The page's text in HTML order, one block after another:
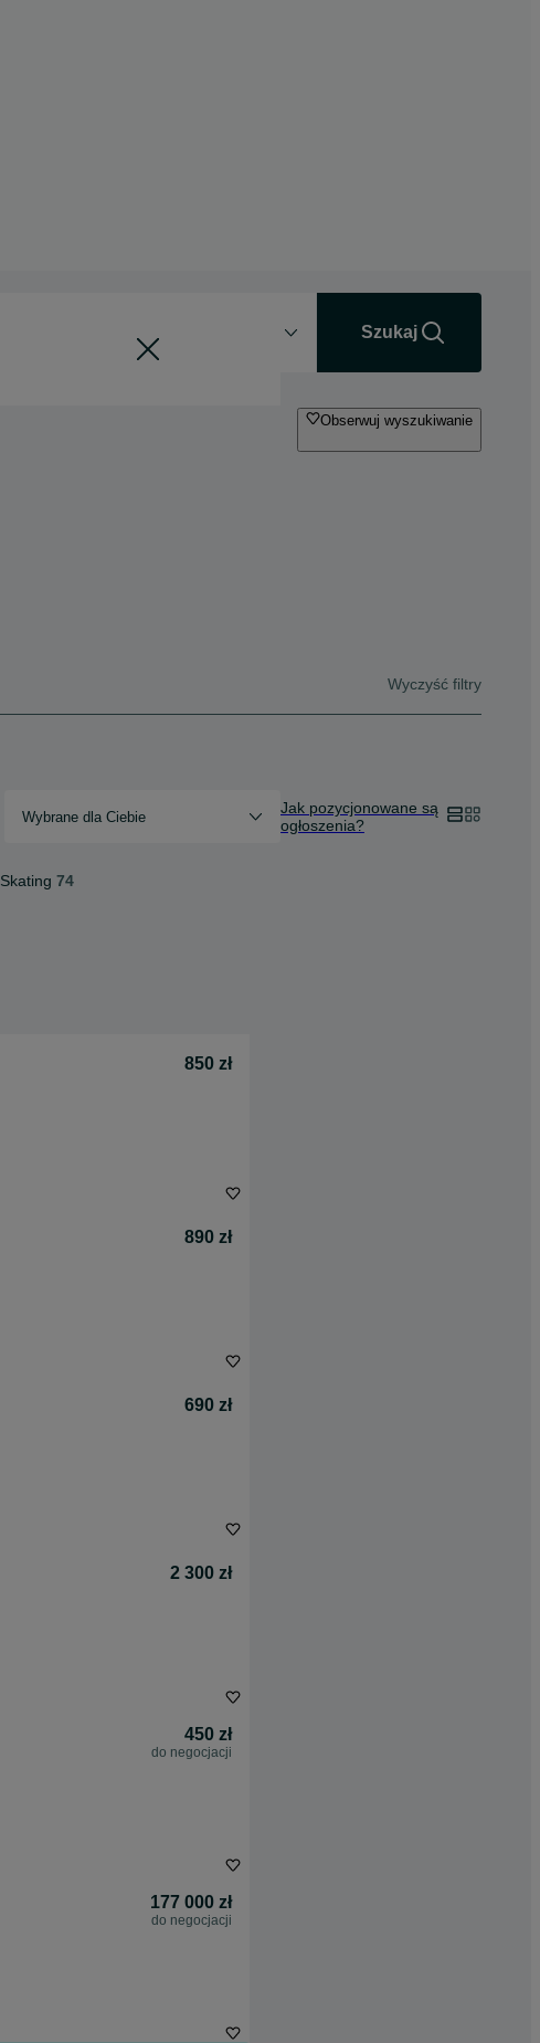
Szukaj
Obserwuj wyszukiwanie
Wyczyść filtry
Wybrane dla Ciebie
Jak pozycjonowane są
ogłoszenia?
Skating 74
850 zł
890 zł
690 zł
2 300 zł
450 zł
do negocjacji
177 000 zł
do negocjacji